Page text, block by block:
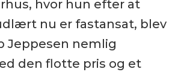
hvor hun efter at
nu er fastansat, blev
Jeppesen nemlig
den flotte pris og et